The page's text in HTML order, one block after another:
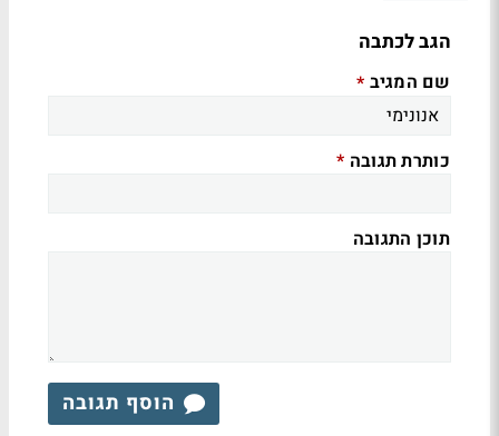
הגב לכתבה
שם המגיב *
כותרת תגובה *
תוכן התגובה
הוסף תגובה